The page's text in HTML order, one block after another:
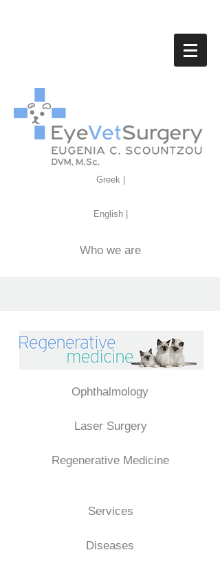
Greek |
English |
Who we are
Laser Surgery
Regenerative Medicine
Services
Diseases
Ophthalmology